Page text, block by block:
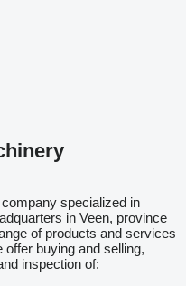
specialized in
in Veen, province
of products and services
offer buying and selling,
inspection of: